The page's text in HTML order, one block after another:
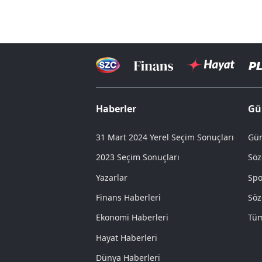
Haberler
31 Mart 2024 Yerel Seçim Sonuçları
2023 Seçim Sonuçları
Yazarlar
Finans Haberleri
Ekonomi Haberleri
Hayat Haberleri
Dünya Haberleri